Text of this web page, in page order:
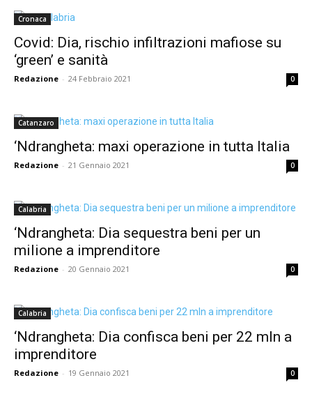
Cronaca
Covid: Dia, rischio infiltrazioni mafiose su
‘green’ e sanità
Redazione - 24 Febbraio 2021 0
Catanzaro
‘Ndrangheta: maxi operazione in tutta Italia
Redazione - 21 Gennaio 2021 0
Calabria
‘Ndrangheta: Dia sequestra beni per un
milione a imprenditore
Redazione - 20 Gennaio 2021 0
Calabria
‘Ndrangheta: Dia confisca beni per 22 mln a
imprenditore
Redazione - 19 Gennaio 2021 0